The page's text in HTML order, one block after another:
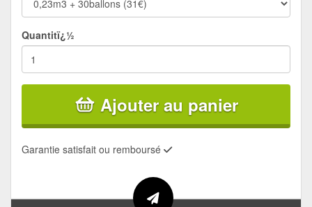
Quantitï¿½
Ajouter au panier
Garantie satisfait ou remboursé